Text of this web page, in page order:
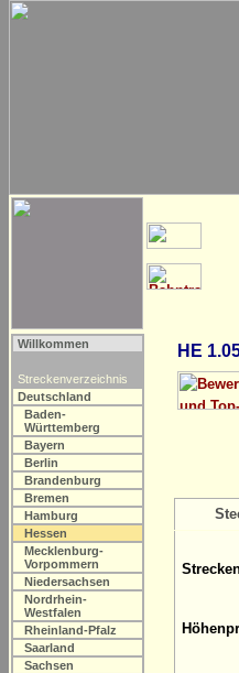
Willkommen
Streckenverzeichnis
Deutschland
Baden-
Württemberg
Bayern
Berlin
Brandenburg
Bremen
Hamburg
Hessen
Mecklenburg-
Vorpommern
Niedersachsen
Nordrhein-
Westfalen
Rheinland-Pfalz
Saarland
Sachsen
HE